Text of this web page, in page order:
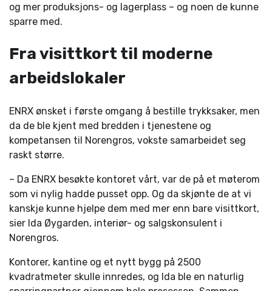
og mer produksjons- og lagerplass – og noen de kunne
sparre med.
Fra visittkort til moderne
arbeidslokaler
ENRX ønsket i første omgang å bestille trykksaker, men
da de ble kjent med bredden i tjenestene og
kompetansen til Norengros, vokste samarbeidet seg
raskt større.
– Da ENRX besøkte kontoret vårt, var de på et møterom
som vi nylig hadde pusset opp. Og da skjønte de at vi
kanskje kunne hjelpe dem med mer enn bare visittkort,
sier Ida Øygarden, interiør- og salgskonsulent i
Norengros.
Kontorer, kantine og et nytt bygg på 2500
kvadratmeter skulle innredes, og Ida ble en naturlig